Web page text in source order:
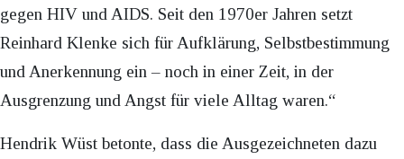
gegen HIV und AIDS. Seit den 1970er Jahren setzt
Reinhard Klenke sich für Aufklärung, Selbstbestimmung
und Anerkennung ein – noch in einer Zeit, in der
Ausgrenzung und Angst für viele Alltag waren.“
Hendrik Wüst betonte, dass die Ausgezeichneten dazu